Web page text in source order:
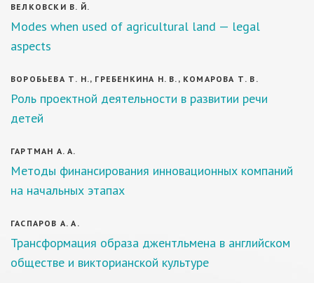
ВЕЛКОВСКИ В. Й.
Modes when used of agricultural land — legal
aspects
ВОРОБЬЕВА Т. Н., ГРЕБЕНКИНА Н. В., КОМАРОВА Т. В.
Роль проектной деятельности в развитии речи
детей
ГАРТМАН А. А.
Методы финансирования инновационных компаний
на начальных этапах
ГАСПАРОВ А. А.
Трансформация образа джентльмена в английском
обществе и викторианской культуре